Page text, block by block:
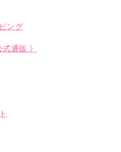
ング
通販 》